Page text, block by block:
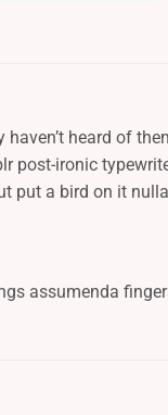
heard of
post-ironic
a bird on it
assumenda